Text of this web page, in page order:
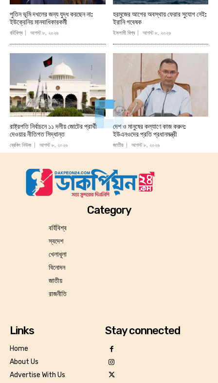
পুতিন ভূমি দখলের জন্য যুদ্ধ করছেন না:
ইউক্রেনিয় মানবাধিকারকর্মী
বর্হিবিশ্ব আগস্ট ৮, ২০২৬
হরমুজের আগের অবস্থায় ফেরার সুযোগ নেই:
ইরানি গবেষক
ইসলামী বিশ্ব আগস্ট ৮, ২০২৬
রাষ্ট্রপতি নির্বাচনে ১১ দলীয় জোটের প্রার্থী
দেওয়ার নীতিগত সিদ্ধান্ত
ব্রেকিং নিউজ আগস্ট ৮, ২০২৬
দেশ ও মানুষের কল্যাণে কাজ করুন:
ইউএনওদের প্রতি প্রধানমন্ত্রী
জাতীয় আগস্ট ৮, ২০২৬
Category
বর্হিবিশ্ব
স্বদেশ
খেলাধূলা
বিনোদন
জাতীয়
রাজনীতি
Links
Home
About Us
Advertise With Us
Stay connected